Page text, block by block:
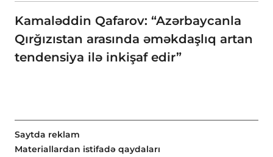
Kamaləddin Qafarov: “Azərbaycanla
Qırğızıstan arasında əməkdaşlıq artan
tendensiya ilə inkişaf edir”
Saytda reklam
Materiallardan istifadə qaydaları